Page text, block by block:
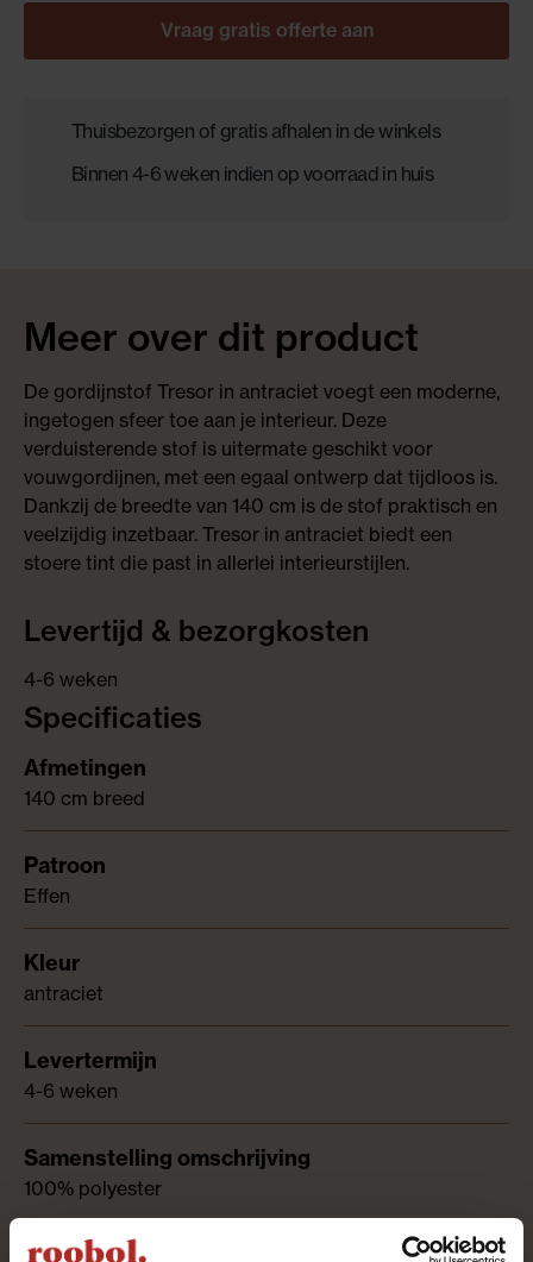
Vraag gratis offerte aan
Thuisbezorgen of gratis afhalen in de winkels
Binnen 4-6 weken indien op voorraad in huis
Meer over dit product
De gordijnstof Tresor in antraciet voegt een moderne,
ingetogen sfeer toe aan je interieur. Deze
verduisterende stof is uitermate geschikt voor
vouwgordijnen, met een egaal ontwerp dat tijdloos is.
Dankzij de breedte van 140 cm is de stof praktisch en
veelzijdig inzetbaar. Tresor in antraciet biedt een
stoere tint die past in allerlei interieurstijlen.
Levertijd & bezorgkosten
4-6 weken
Specificaties
140 cm breed
Effen
antraciet
4-6 weken
100% polyester